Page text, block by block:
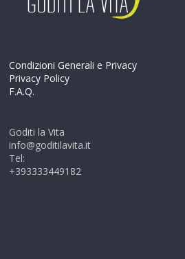
Condizioni Generali e Privacy
Privacy Policy
F.A.Q.
Goditi la Vita
info@goditilavita.it
Tel:
+393333449182